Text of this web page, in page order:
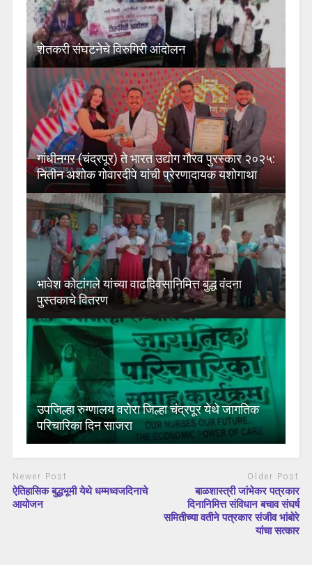
शेतकरी संघटनेचे विरुगिरी आंदोलन
गांधीनगर (चंद्रपूर) ते भारत उद्योग गौरव पुरस्कार २०२५:
नितीन अशोक गोवारदीपे यांची प्रेरणादायक यशोगाथा
भावेश कोटांगले यांच्या वाढदिवसानिमित्त बुद्ध वंदना
पुस्तकाचे वितरण
उपजिल्हा रुग्णालय वरोरा जिल्हा चंद्रपूर येथे जागतिक
परिचारिका दिन साजरा
Newer Post
ऐतिहासिक बुद्धभूमी येथे धम्मध्वजदिनाचे
आयोजन
Older Post
बाळशास्त्री जांभेकर पत्रकार
दिनानिमित्त संविधान बचाव संघर्ष
समितीच्या वतीने पत्रकार संजीव भांबोरे
यांचा सत्कार